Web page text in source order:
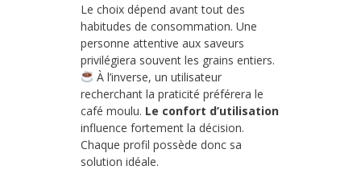
Le choix dépend avant tout des
habitudes de consommation. Une
personne attentive aux saveurs
privilégiera souvent les grains entiers.
À l’inverse, un utilisateur
recherchant la praticité préférera le
café moulu. Le confort d’utilisation
influence fortement la décision.
Chaque profil possède donc sa
solution idéale.